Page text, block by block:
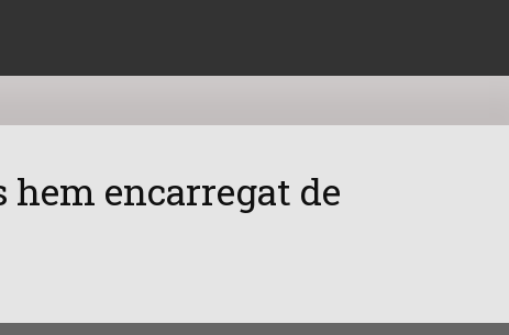
hem encarregat de